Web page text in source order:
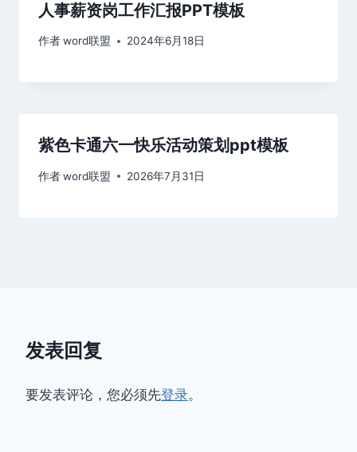
人事薪资岗工作汇报PPT模板
作者word联盟 2024年6月18日
紫色卡通六一快乐活动策划ppt模板
作者word联盟 2026年7月31日
发表回复
要发表评论，您必须先登录。